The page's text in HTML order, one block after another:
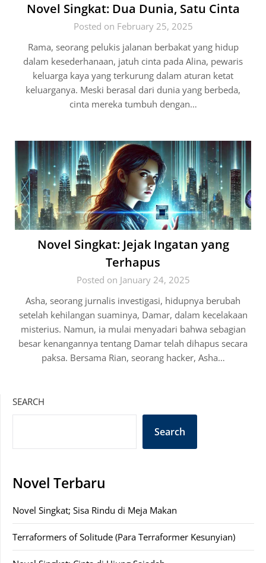
Novel Singkat: Dua Dunia, Satu Cinta
Posted on February 25, 2025
Rama, seorang pelukis jalanan berbakat yang hidup
dalam kesederhanaan, jatuh cinta pada Alina, pewaris
keluarga kaya yang terkurung dalam aturan ketat
keluarganya. Meski berasal dari dunia yang berbeda,
cinta mereka tumbuh dengan…
Novel Singkat: Jejak Ingatan yang
Terhapus
Posted on January 24, 2025
Asha, seorang jurnalis investigasi, hidupnya berubah
setelah kehilangan suaminya, Damar, dalam kecelakaan
misterius. Namun, ia mulai menyadari bahwa sebagian
besar kenangannya tentang Damar telah dihapus secara
paksa. Bersama Rian, seorang hacker, Asha…
SEARCH
Search
Novel Terbaru
Novel Singkat; Sisa Rindu di Meja Makan
Terraformers of Solitude (Para Terraformer Kesunyian)